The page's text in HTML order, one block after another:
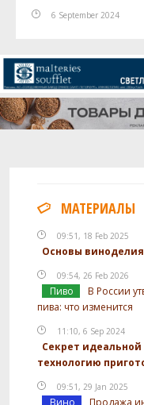
6 September 2024
МАТЕРИАЛЫ
09:51, 18 Feb 2025
Основы
09:54, 26 Feb 2026
Пиво
В России
пива: что изменится
11:10, 6 Sep 2024
Секрет
технологию
09:51, 29 Jan 2025
Вино
Продажа